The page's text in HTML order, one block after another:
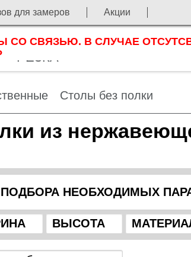
для замеров Акции
ЛАЗЕРНАЯ
РЕЗКА
ЗАКАЗ
СВЯЗЬЮ. В СЛУЧАЕ
Столы без полки
из
НЕОБХОДИМЫХ